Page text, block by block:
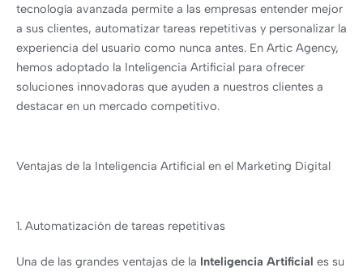
tecnología avanzada permite a las empresas entender mejor
a sus clientes, automatizar tareas repetitivas y personalizar la
experiencia del usuario como nunca antes. En Artic Agency,
hemos adoptado la Inteligencia Artificial para ofrecer
soluciones innovadoras que ayuden a nuestros clientes a
destacar en un mercado competitivo.
Ventajas de la Inteligencia Artificial en el Marketing Digital
1. Automatización de tareas repetitivas
Una de las grandes ventajas de la Inteligencia Artificial es su